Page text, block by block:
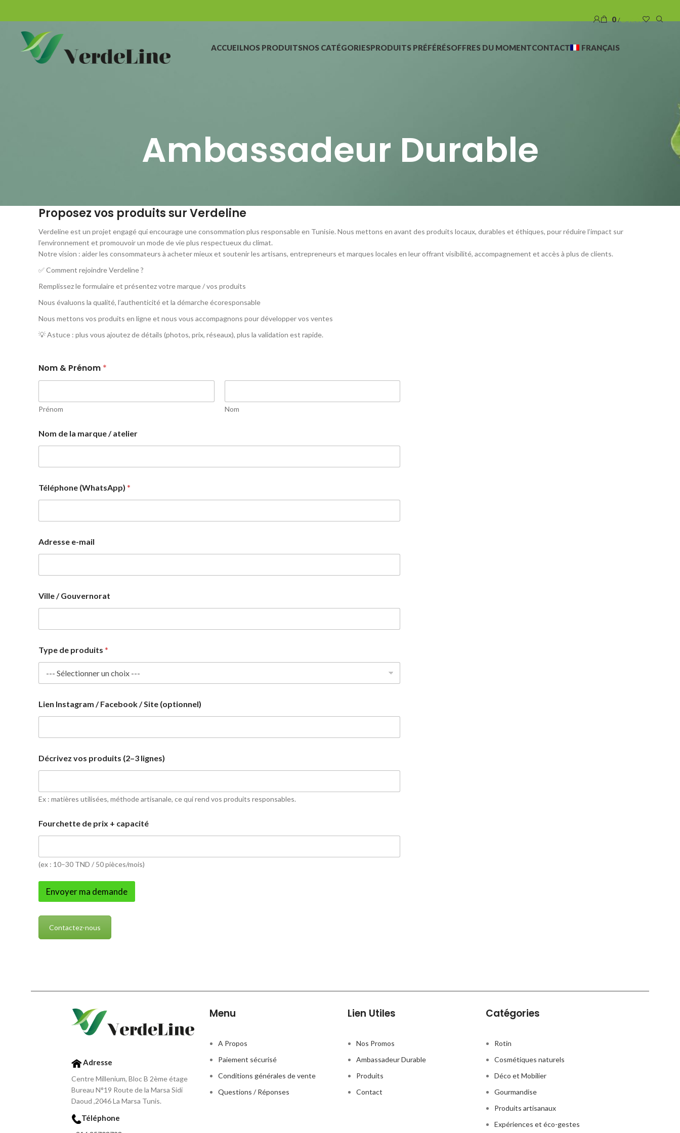
0 / 0,00د.ت
ACCUEILNOS PRODUITSNOS CATÉGORIESPRODUITS PRÉFÉRÉSOFFRES DU MOMENTCONTACT FRANÇAIS
Ambassadeur Durable
Proposez vos produits sur Verdeline
Verdeline est un projet engagé qui encourage une consommation plus responsable en Tunisie. Nous mettons en avant des produits locaux, durables et éthiques, pour réduire l’impact sur
l’environnement et promouvoir un mode de vie plus respectueux du climat.
Notre vision : aider les consommateurs à acheter mieux et soutenir les artisans, entrepreneurs et marques locales en leur offrant visibilité, accompagnement et accès à plus de clients.
✅ Comment rejoindre Verdeline ?
Remplissez le formulaire et présentez votre marque / vos produits
Nous évaluons la qualité, l’authenticité et la démarche écoresponsable
Nous mettons vos produits en ligne et nous vous accompagnons pour développer vos ventes
💡 Astuce : plus vous ajoutez de détails (photos, prix, réseaux), plus la validation est rapide.
Nom & Prénom *
Prénom Nom
Nom de la marque / atelier
Téléphone (WhatsApp) *
i
l
e
c
a
p
c
t
Adresse e-mail
Ville / Gouvernorat
Type de produits *
Lien Instagram / Facebook / Site (optionnel)
Décrivez vos produits (2–3 lignes)
Ex : matières utilisées, méthode artisanale, ce qui rend vos produits responsables.
Fourchette de prix + capacité
(ex : 10–30 TND / 50 pièces/mois)
Envoyer ma demande
Contactez-nous
Adresse
Centre Millenium, Bloc B 2ème étage
Bureau N°19 Route de la Marsa Sidi
Daoud ,2046 La Marsa Tunis.
Téléphone
Menu
A Propos
Paiement sécurisé
Conditions générales de vente
Questions / Réponses
Lien Utiles
Nos Promos
Ambassadeur Durable
Produits
Contact
Catégories
Rotin
Cosmétiques naturels
Déco et Mobilier
Gourmandise
Produits artisanaux
Expériences et éco-gestes